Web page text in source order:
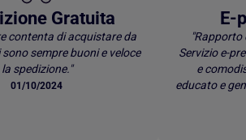
Gratuita
contenta di acquistare da
sempre buoni e veloce
la spedizione."
01/10/2024
E-
Servizio e-
e
educato e